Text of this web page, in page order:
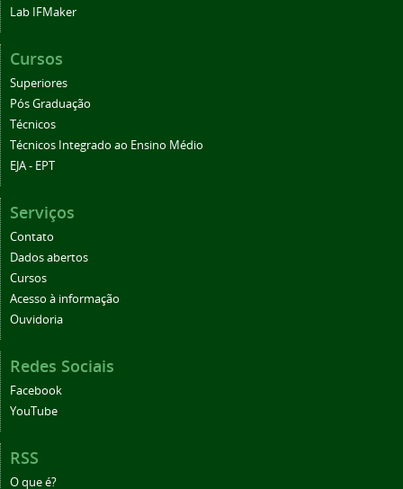
Lab IFMaker
Cursos
Superiores
Pós Graduação
Técnicos
Técnicos Integrado ao Ensino Médio
EJA - EPT
Serviços
Contato
Dados abertos
Cursos
Acesso à informação
Ouvidoria
Redes Sociais
Facebook
YouTube
RSS
O que é?